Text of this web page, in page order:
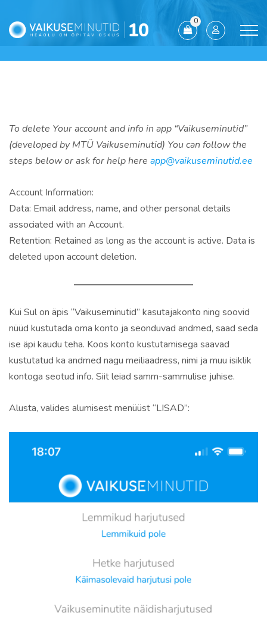
0
To delete Your account and info in app “Vaikuseminutid”
(developed by MTÜ Vaikuseminutid) You can follow the
steps below or ask for help here app@vaikuseminutid.ee
Account Information:
Data: Email address, name, and other personal details
associated with an Account.
Retention: Retained as long as the account is active. Data is
deleted upon account deletion.
Kui Sul on äpis “Vaikuseminutid” kasutajakonto ning soovid
nüüd kustutada oma konto ja seonduvad andmed, saad seda
ise äpi kaudu teha. Koos konto kustutamisega saavad
kustutatud ka andmed nagu meiliaadress, nimi ja muu isiklik
kontoga seotud info. Siit leiad samm-sammulise juhise.
Alusta, valides alumisest menüüst “LISAD”: